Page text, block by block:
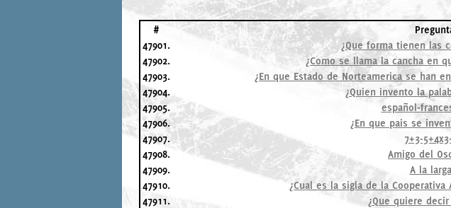
#
47901.
¿Que forma tienen las
47902.
¿Como se llama la cancha en
47903.
¿En que Estado de Norteamerica se han
47904.
¿Quien invento la
47905.
español-
47906.
¿En que pais se
47907.
7+3-
47908.
Amigo del
47909.
A la
47910.
¿Cual es la sigla de la Cooperativa
47911.
¿Que quiere decir